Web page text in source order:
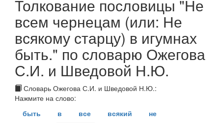
Толкование пословицы "Не
всем чернецам (или: Не
всякому старцу) в игумнах
быть." по словарю Ожегова
С.И. и Шведовой Н.Ю.
Словарь Ожегова С.И. и Шведовой Н.Ю.:
Нажмите на слово:
быть
в все всякий не